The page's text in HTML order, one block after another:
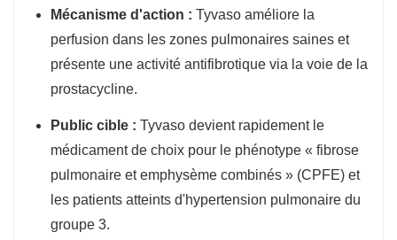
Mécanisme d'action : Tyvaso améliore la
perfusion dans les zones pulmonaires saines et
présente une activité antifibrotique via la voie de la
prostacycline.
Public cible : Tyvaso devient rapidement le
médicament de choix pour le phénotype « fibrose
pulmonaire et emphysème combinés » (CPFE) et
les patients atteints d'hypertension pulmonaire du
groupe 3.